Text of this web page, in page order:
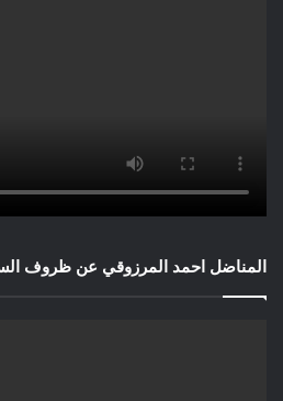
المناضل احمد المرزوقي عن ظروف